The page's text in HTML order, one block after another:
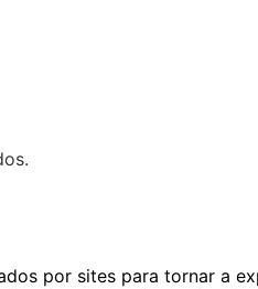
por sites para tornar a